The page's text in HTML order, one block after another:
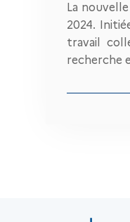
La
2024.
travail
recherche